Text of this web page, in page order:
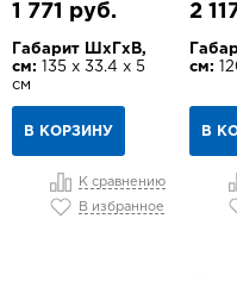
1 771 руб.
Габарит ШхГхВ,
см: 135 х 33.4 х 5
см
В КОРЗИНУ
К сравнению
В избранное
2
см:
В